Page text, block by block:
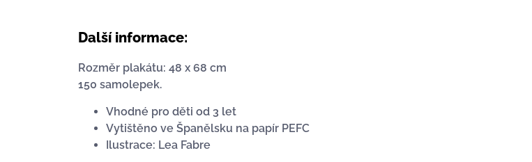
Další informace:
Rozměr plakátu: 48 x 68 cm
150 samolepek.
Vhodné pro děti od 3 let
Vytištěno ve Španělsku na papír PEFC
Ilustrace: Lea Fabre